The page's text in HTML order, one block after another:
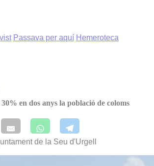
Passava per aquí Hemeroteca
en dos anys la població de coloms
de la Seu d'Urgell